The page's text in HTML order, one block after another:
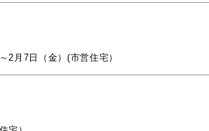
月7日（金）(市営住宅）